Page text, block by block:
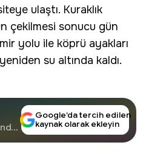
ulaştı. Kuraklık
çekilmesi sonucu gün
yolu ile köprü ayakları
su altında kaldı.
Google’da tercih edilen
kaynak olarak ekleyin